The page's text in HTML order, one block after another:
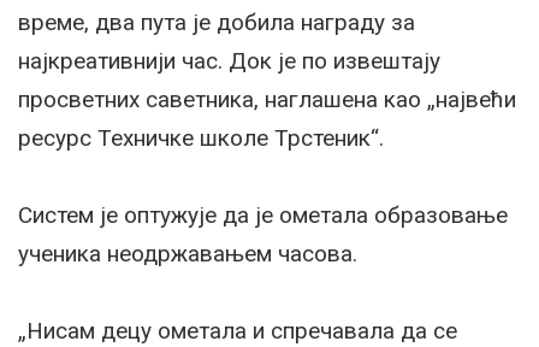
време, два пута је добила награду за
најкреативнији час. Док је по извештају
просветних саветника, наглашена као „највећи
ресурс Техничке школе Трстеник“.
Систем је оптужује да је ометала образовање
ученика неодржавањем часова.
„Нисам децу ометала и спречавала да се